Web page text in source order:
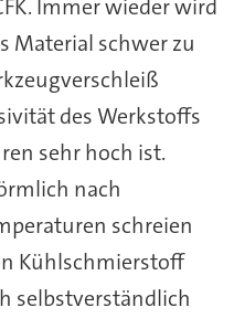
Immer wieder wird
Material schwer zu
des Werkstoffs
sehr hoch ist.
nach
schreien
Kühlschmierstoff
selbstverständlich